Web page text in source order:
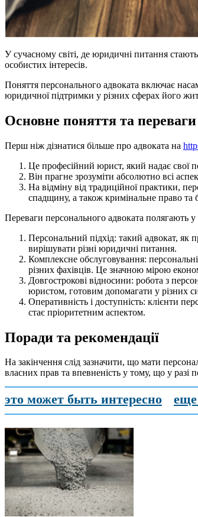
У сучасному світі, де юридичні питання
особистих інтересів.
Поняття персонального адвоката включає
юридичної підтримки у різних сферах його
Основне поняття та переваги
Перш ніж дізнатися більше про адвоката на
Це професійний юрист, який надає свої
Він прагне зрозуміти абсолютно всі
На відміну від традиційної практики,
спадщину, а також кримінальне право та
Переваги персонального адвоката полягають у
Персональний підхід: такий адвокат, як
вирішувати різні юридичні питання.
Комплексне обслуговування:
різних фахівців. Це значною мірою
Довгострокові відносини: робота з
юристом, готовим допомагати у різних
Оперативність і доступність: клієнти
стає пріоритетним аспектом.
Поради та рекомендації
На закінчення слід зазначити, що мати
власних прав та впевненість у тому, що у
это может быть интересно еще